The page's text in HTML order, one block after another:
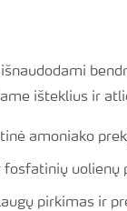
išteklius ir
amoniako
fosfatinių uolienų
pirkimas ir